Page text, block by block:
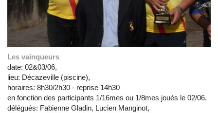
Les vainqueurs
date: 02&03/06,
lieu: Décazeville (piscine),
horaires: 8h30/2h30 - reprise 14h30
en fonction des participants 1/16mes ou 1/8mes joués le 02/06,
délégués: Fabienne Gladin, Lucien Manginot,